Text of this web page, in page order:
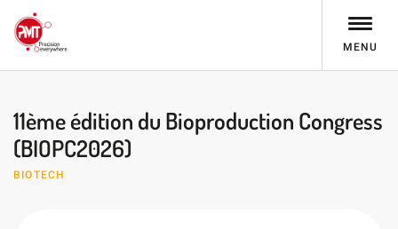
MENU
11ème édition du Bioproduction Congress
(BIOPC2026)
BIOTECH